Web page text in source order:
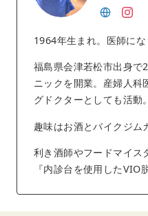
1964年生まれ。医師にな
福島県会津若松市出身で
ニックを開業。産婦人科
グドクターとしても活動。
趣味はお酒とバイクジム
利き酒師やフードマイス
『内診台を使用したVIO